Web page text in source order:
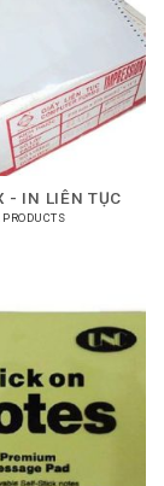
- IN LIÊN TỤC
PRODUCTS